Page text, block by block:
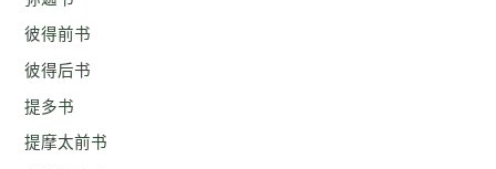
彼得前书
彼得后书
提多书
提摩太前书